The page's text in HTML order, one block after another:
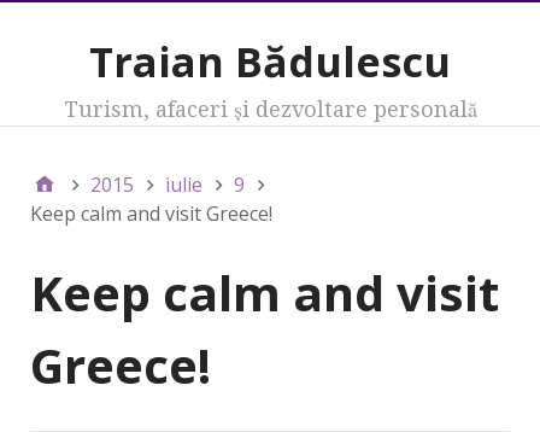
Traian Bădulescu
Turism, afaceri şi dezvoltare personală
2015 iulie
9
Keep calm and visit Greece!
Keep calm and visit
Greece!